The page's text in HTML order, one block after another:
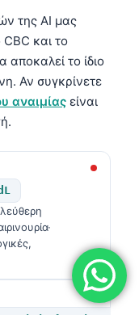
της AI μας
CBC και το
αποκαλεί το ίδιο
Αν συγκρίνετε
αναιμίας είναι